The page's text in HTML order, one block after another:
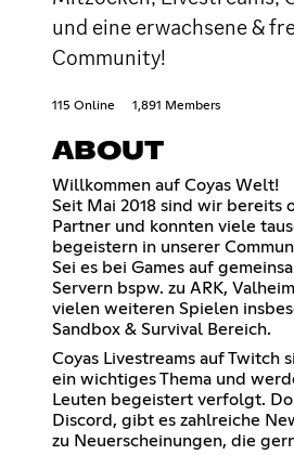
und eine erwachsene &
Community!
115 Online 1,891 Members
ABOUT
Willkommen auf Coyas Welt!
Seit Mai 2018 sind wir bereits
Partner und konnten viele
begeistern in unserer
Sei es bei Games auf
Servern bspw. zu ARK,
vielen weiteren Spielen
Sandbox & Survival Bereich.
Coyas Livestreams auf Twitch
ein wichtiges Thema und
Leuten begeistert verfolgt.
Discord, gibt es zahlreiche
zu Neuerscheinungen, die